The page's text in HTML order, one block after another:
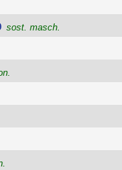
sost. masch.